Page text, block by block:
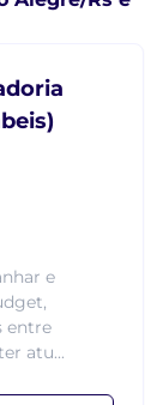
e
entre
atu...